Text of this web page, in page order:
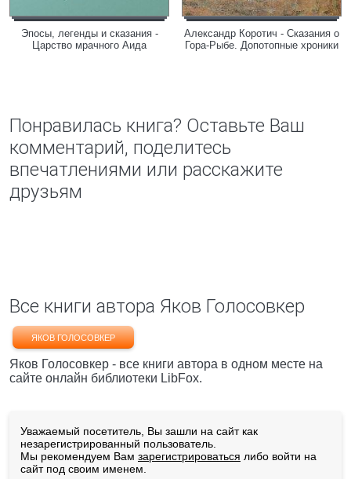
Эпосы, легенды и сказания -
Царство мрачного Аида
Александр Коротич - Сказания о
Гора-Рыбе. Допотопные хроники
Понравилась книга? Оставьте Ваш
комментарий, поделитесь
впечатлениями или расскажите
друзьям
Все книги автора Яков Голосовкер
ЯКОВ ГОЛОСОВКЕР
Яков Голосовкер - все книги автора в одном месте на
сайте онлайн библиотеки LibFox.
Уважаемый посетитель, Вы зашли на сайт как
незарегистрированный пользователь.
Мы рекомендуем Вам зарегистрироваться либо войти на
сайт под своим именем.